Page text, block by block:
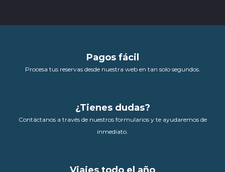
Pagos fácil
Procesa tus reservas desde nuestra web en tan solo segundos.
¿Tienes dudas?
Contáctanos a través de nuestros formularios y te ayudaremos de
inmediato.